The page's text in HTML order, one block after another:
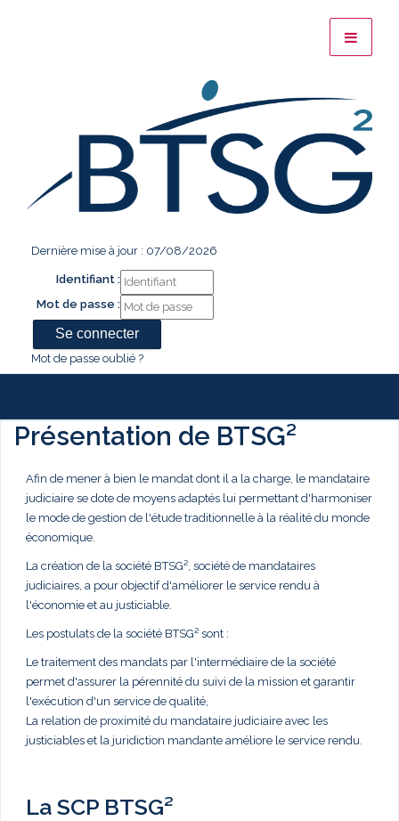
Dernière mise à jour : 07/08/2026
Identifiant :
Mot de passe :
Mot de passe oublié ?
Présentation de BTSG²
Afin de mener à bien le mandat dont il a la charge, le mandataire
judiciaire se dote de moyens adaptés lui permettant d'harmoniser
le mode de gestion de l'étude traditionnelle à la réalité du monde
économique.
La création de la société BTSG², société de mandataires
judiciaires, a pour objectif d'améliorer le service rendu à
l'économie et au justiciable.
Les postulats de la société BTSG² sont :
Le traitement des mandats par l'intermédiaire de la société
permet d'assurer la pérennité du suivi de la mission et garantir
l'exécution d'un service de qualité,
La relation de proximité du mandataire judiciaire avec les
justiciables et la juridiction mandante améliore le service rendu.
La SCP BTSG²